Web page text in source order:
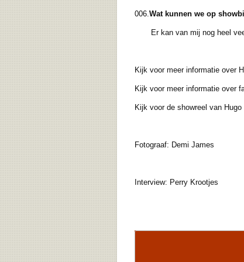
006.Wat kunnen we op
Er kan van mij nog heel veel
Kijk voor meer informatie over
Kijk voor meer informatie over
Kijk voor de showreel van
Fotograaf: Demi James
Interview: Perry Krootjes